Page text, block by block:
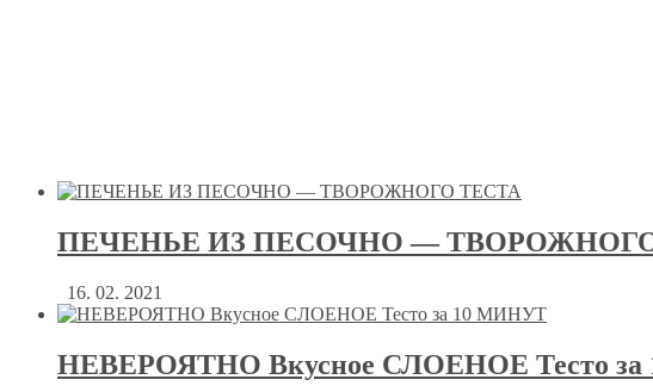
ПЕЧЕНЬЕ ИЗ ПЕСОЧНО —
16. 02. 2021
НЕВЕРОЯТНО Вкусное СЛОЕНОЕ Тесто